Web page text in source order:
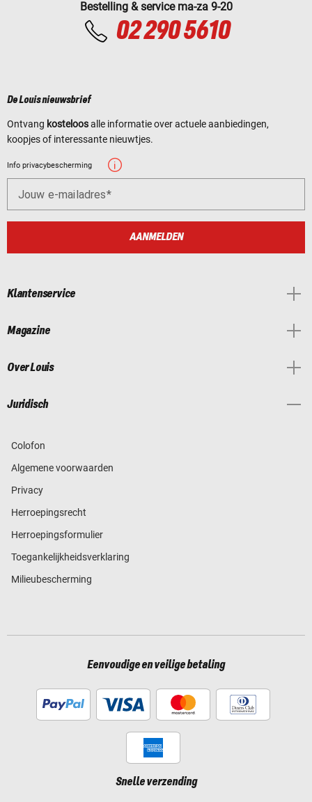
Bestelling & service ma-za 9-20
02 290 5610
De Louis nieuwsbrief
Ontvang kosteloosalle informatie over actuele aanbiedingen,
koopjes of interessante nieuwtjes.
Info privacybescherming
Jouw e-mailadres
AANMELDEN
Klantenservice
Magazine
Over Louis
Juridisch
Colofon
Algemene voorwaarden
Privacy
Herroepingsrecht
Herroepingsformulier
Toegankelijkheidsverklaring
Milieubescherming
Eenvoudige en veilige betaling
Snelle verzending